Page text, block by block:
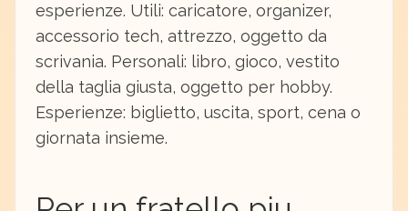
esperienze. Utili: caricatore, organizer,
accessorio tech, attrezzo, oggetto da
scrivania. Personali: libro, gioco, vestito
della taglia giusta, oggetto per hobby.
Esperienze: biglietto, uscita, sport, cena o
giornata insieme.